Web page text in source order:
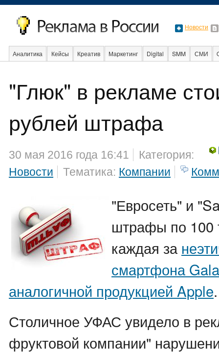
Новости
Аналитика Кейсы Креатив Маркетинг Digital SMM СМИ
Образование События
"Глюк" в рекламе
рублей штрафа
30 мая 2016 года 16:41
Категория:
Новости
Тематика: Компании
"Евросеть" и
штрафы по 100
каждая за
смартфона
аналогичной продукцией Apple.
Столичное УФАС увидело в
фруктовой компании"